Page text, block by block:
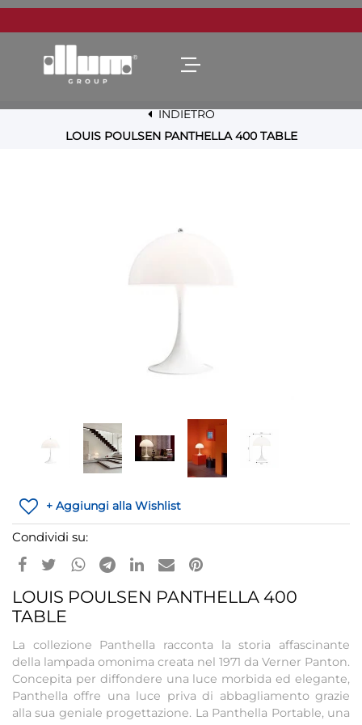
Open menu
INDIETRO
LOUIS POULSEN PANTHELLA 400 TABLE
+ Aggiungi alla Wishlist
Condividi su:
LOUIS POULSEN PANTHELLA 400
TABLE
La collezione Panthella racconta la storia affascinante
della lampada omonima creata nel 1971 da Verner Panton.
Concepita per diffondere una luce morbida ed elegante,
Panthella offre una luce priva di abbagliamento grazie
alla sua geniale progettazione. La Panthella Portable, una